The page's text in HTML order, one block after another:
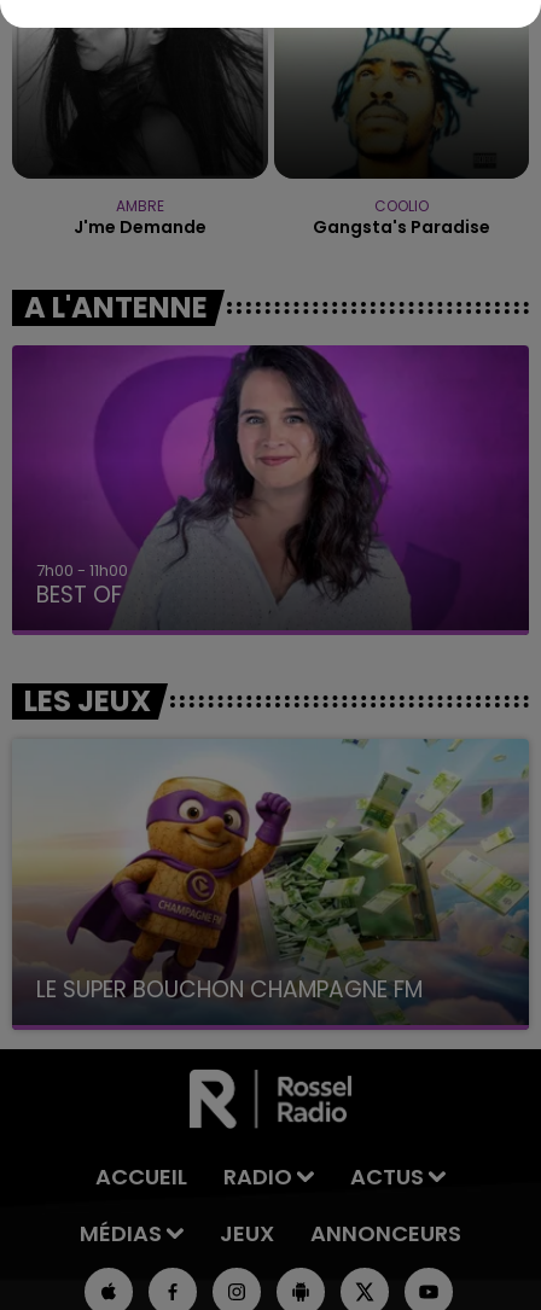
AMBRE
J'me Demande
COOLIO
Gangsta's Paradise
A L'ANTENNE
7h00 - 11h00
BEST OF
LES JEUX
LE SUPER BOUCHON CHAMPAGNE FM
avec La Famille Champagne FM, à 8H10
ACCUEIL RADIO
ACTUS
MÉDIAS
JEUX ANNONCEURS